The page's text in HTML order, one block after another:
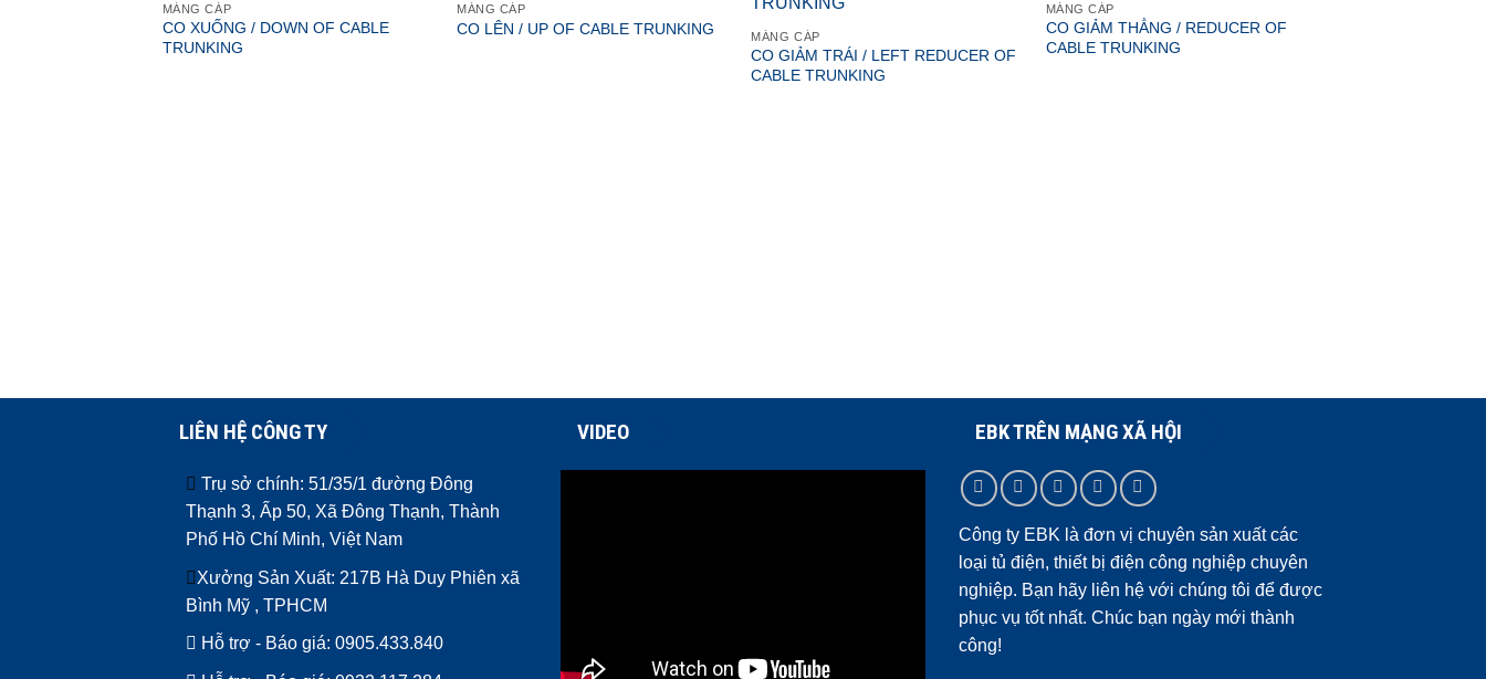
MÁNG CÁP
CO XUỐNG / DOWN OF CABLE
TRUNKING
MÁNG CÁP
CO LÊN / UP OF CABLE TRUNKING MÁNG CÁP
CO GIẢM TRÁI / LEFT REDUCER OF
CABLE TRUNKING
MÁNG CÁP
CO GIẢM THẲNG / REDUCER OF
CABLE TRUNKING
LIÊN HỆ CÔNG TY
Trụ sở chính: 51/35/1 đường Đông
Thạnh 3, Ấp 50, Xã Đông Thạnh, Thành
Phố Hồ Chí Minh, Việt Nam
Xưởng Sản Xuất: 217B Hà Duy Phiên xã
Bình Mỹ , TPHCM
Hỗ trợ - Báo giá: 0905.433.840
VIDEO EBK TRÊN MẠNG XÃ HỘI
Công ty EBK là đơn vị chuyên sản xuất các
loại tủ điện, thiết bị điện công nghiệp chuyên
nghiệp. Bạn hãy liên hệ với chúng tôi để được
phục vụ tốt nhất. Chúc bạn ngày mới thành
công!